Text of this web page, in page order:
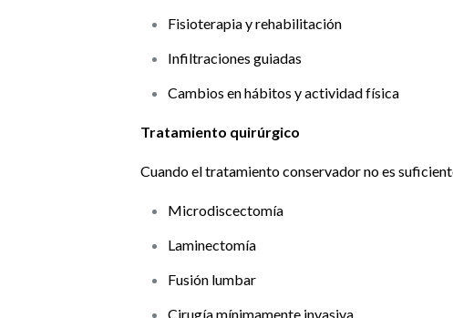
Fisioterapia y rehabilitación
Infiltraciones guiadas
Cambios en hábitos y actividad física
Tratamiento quirúrgico
Cuando el tratamiento conservador no es
Microdiscectomía
Laminectomía
Fusión lumbar
Cirugía mínimamente invasiva